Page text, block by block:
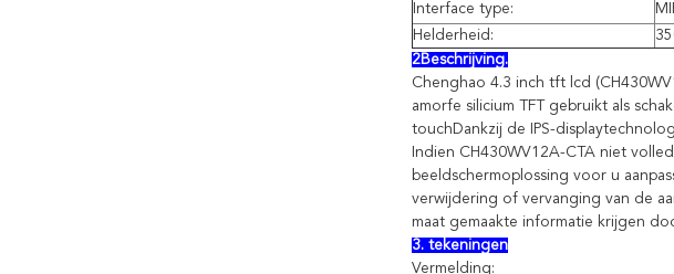
Interface type:
Helderheid:
2Beschrijving.
Chenghao 4.3 inch tft lcd
amorfe silicium TFT gebruikt als
touchDankzij de IPS-
Indien CH430WV12A-CTA niet
beeldschermoplossing voor u
verwijdering of vervanging van de
maat gemaakte informatie krijgen
3. tekeningen
Vermelding: